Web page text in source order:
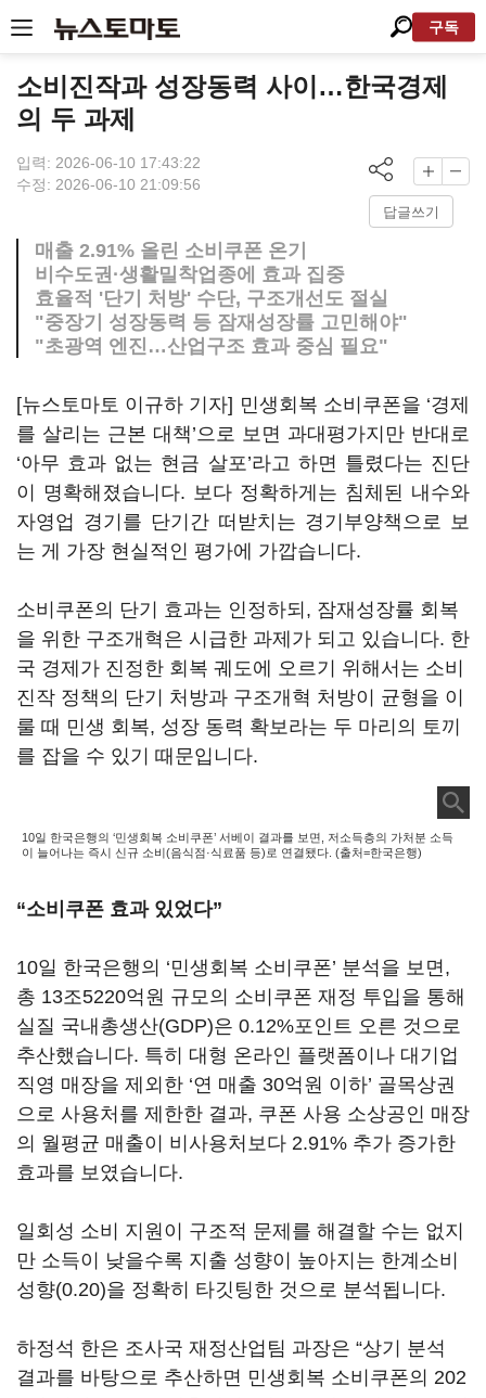
구독
소비진작과 성장동력 사이…한국경제
의 두 과제
입력: 2026-06-10 17:43:22
수정: 2026-06-10 21:09:56
답글쓰기
매출 2.91% 올린 소비쿠폰 온기
비수도권·생활밀착업종에 효과 집중
효율적 '단기 처방' 수단, 구조개선도 절실
"중장기 성장동력 등 잠재성장률 고민해야"
"초광역 엔진…산업구조 효과 중심 필요"
[뉴스토마토 이규하 기자] 민생회복 소비쿠폰을 ‘경제
를 살리는 근본 대책’으로 보면 과대평가지만 반대로
‘아무 효과 없는 현금 살포’라고 하면 틀렸다는 진단
이 명확해졌습니다. 보다 정확하게는 침체된 내수와
자영업 경기를 단기간 떠받치는 경기부양책으로 보
는 게 가장 현실적인 평가에 가깝습니다.
소비쿠폰의 단기 효과는 인정하되, 잠재성장률 회복
을 위한 구조개혁은 시급한 과제가 되고 있습니다. 한
국 경제가 진정한 회복 궤도에 오르기 위해서는 소비
진작 정책의 단기 처방과 구조개혁 처방이 균형을 이
룰 때 민생 회복, 성장 동력 확보라는 두 마리의 토끼
를 잡을 수 있기 때문입니다.
10일 한국은행의 ‘민생회복 소비쿠폰’ 서베이 결과를 보면, 저소득층의 가처분 소득
이 늘어나는 즉시 신규 소비(음식점·식료품 등)로 연결됐다. (출처=한국은행)
“소비쿠폰 효과 있었다”
10일 한국은행의 ‘민생회복 소비쿠폰’ 분석을 보면,
총 13조5220억원 규모의 소비쿠폰 재정 투입을 통해
실질 국내총생산(GDP)은 0.12%포인트 오른 것으로
추산했습니다. 특히 대형 온라인 플랫폼이나 대기업
직영 매장을 제외한 ‘연 매출 30억원 이하’ 골목상권
으로 사용처를 제한한 결과, 쿠폰 사용 소상공인 매장
의 월평균 매출이 비사용처보다 2.91% 추가 증가한
효과를 보였습니다.
일회성 소비 지원이 구조적 문제를 해결할 수는 없지
만 소득이 낮을수록 지출 성향이 높아지는 한계소비
성향(0.20)을 정확히 타깃팅한 것으로 분석됩니다.
하정석 한은 조사국 재정산업팀 과장은 “상기 분석
결과를 바탕으로 추산하면 민생회복 소비쿠폰의 202